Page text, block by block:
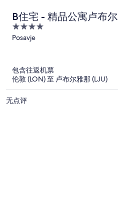
B住宅 - 精品公寓卢布
车场
4
out
Posavje
包含往返机票
伦敦 (LON) 至 卢布尔雅那 (LJU)
无点评